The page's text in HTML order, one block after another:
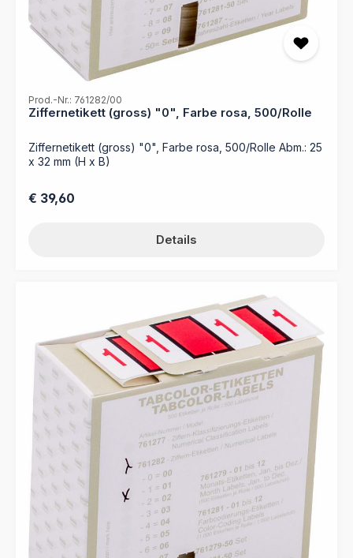
Prod.-Nr.: 761282/00
Ziffernetikett (gross) "0", Farbe rosa, 500/Rolle
Ziffernetikett (gross) "0", Farbe rosa, 500/Rolle Abm.: 25
x 32 mm (H x B)
Regulärer Preis:
€ 39,60
Details